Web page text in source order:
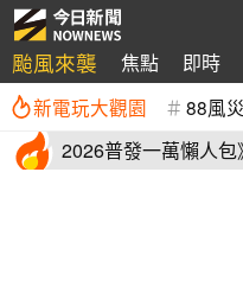
颱風來襲 焦點 即時
新電玩大觀園 88風
2026普發一萬懶人